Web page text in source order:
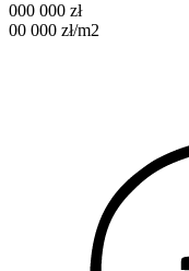
000 000 zł
00 000 zł/m2